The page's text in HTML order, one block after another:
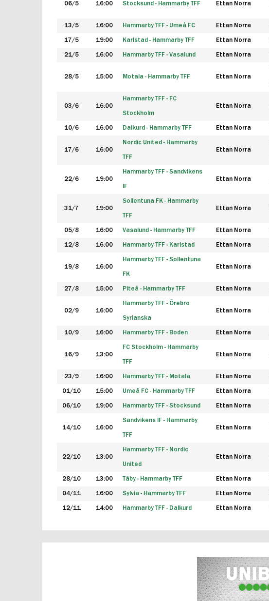
06/5 16:00 Stocksund - Hammarby TFF Ettan Norra
13/5 16:00 Hammarby TFF - Umeå FC Ettan Norra
17/5 19:00 Karlstad - Hammarby TFF Ettan Norra
21/5 16:00 Hammarby TFF - Vasalund Ettan Norra
28/5 15:00 Motala - Hammarby TFF Ettan Norra
03/6 16:00
Hammarby TFF - FC
Stockholm
Ettan Norra
10/6 16:00 Dalkurd - Hammarby TFF Ettan Norra
17/6 16:00
Nordic United - Hammarby
TFF
Ettan Norra
22/6 19:00
Hammarby TFF - Sandvikens
IF
Ettan Norra
31/7 19:00
Sollentuna FK - Hammarby
TFF
Ettan Norra
05/8 16:00 Vasalund - Hammarby TFF Ettan Norra
12/8 16:00 Hammarby TFF - Karlstad Ettan Norra
19/8 16:00
Hammarby TFF - Sollentuna
FK
Ettan Norra
27/8 15:00 Piteå - Hammarby TFF Ettan Norra
02/9 16:00
Hammarby TFF - Örebro
Syrianska
Ettan Norra
10/9 16:00 Hammarby TFF - Boden Ettan Norra
16/9 13:00
FC Stockholm - Hammarby
TFF
Ettan Norra
23/9 16:00 Hammarby TFF - Motala Ettan Norra
01/10 15:00 Umeå FC - Hammarby TFF Ettan Norra
06/10 19:00 Hammarby TFF - Stocksund Ettan Norra
14/10 16:00
Sandvikens IF - Hammarby
TFF
Ettan Norra
22/10 13:00
Hammarby TFF - Nordic
United
Ettan Norra
28/10 13:00 Täby - Hammarby TFF Ettan Norra
04/11 16:00 Sylvia - Hammarby TFF Ettan Norra
12/11 14:00 Hammarby TFF - Dalkurd Ettan Norra